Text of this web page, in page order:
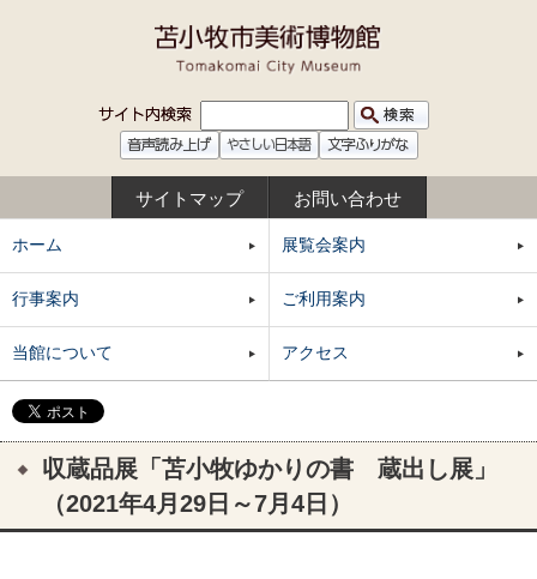
サイトマップ お問い合わせ
ホーム 展覧会案内
行事案内 ご利用案内
当館について アクセス
収蔵品展「苫小牧ゆかりの書 蔵出し展」
（2021年4月29日～7月4日）